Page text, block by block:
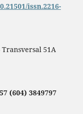
issn.2216-
Transversal 51A
(604) 3849797